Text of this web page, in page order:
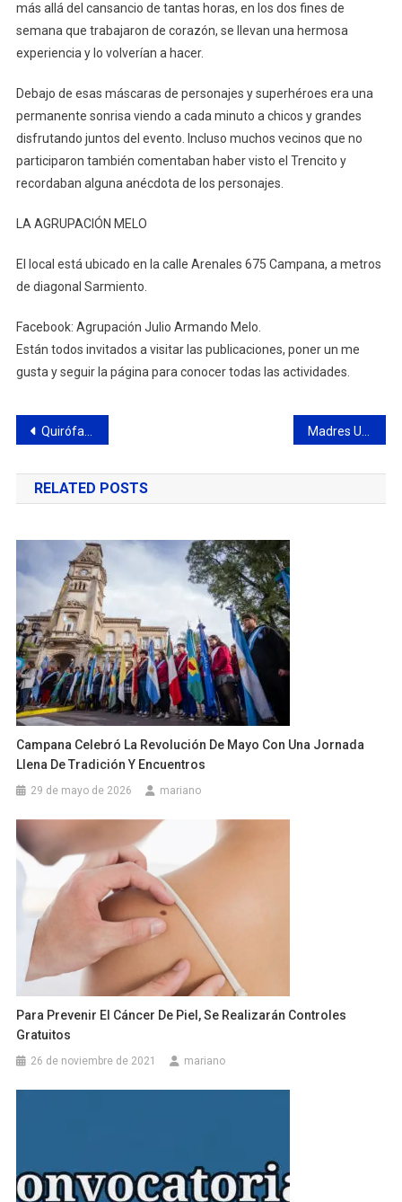
más allá del cansancio de tantas horas, en los dos fines de
semana que trabajaron de corazón, se llevan una hermosa
experiencia y lo volverían a hacer.
Debajo de esas máscaras de personajes y superhéroes era una
permanente sonrisa viendo a cada minuto a chicos y grandes
disfrutando juntos del evento. Incluso muchos vecinos que no
participaron también comentaban haber visto el Trencito y
recordaban alguna anécdota de los personajes.
LA AGRUPACIÓN MELO
El local está ubicado en la calle Arenales 675 Campana, a metros
de diagonal Sarmiento.
Facebook: Agrupación Julio Armando Melo.
Están todos invitados a visitar las publicaciones, poner un me
gusta y seguir la página para conocer todas las actividades.
Navegación
de
entradas
Quirófano móvil: el Municipio realizará castraciones en San Cayetano
RELATED POSTS
Campana Celebró La Revolución De Mayo Con Una Jornada
Llena De Tradición Y Encuentros
29 de mayo de 2026 mariano
Para Prevenir El Cáncer De Piel, Se Realizarán Controles
Gratuitos
26 de noviembre de 2021 mariano